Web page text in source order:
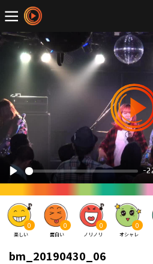
0
楽しい
0
面白い
0
ノリノリ
0
オシャレ
bm_20190430_06